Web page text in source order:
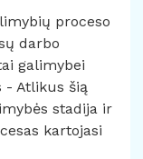
proceso
darbo
galimybei
Atlikus šią
stadija ir
kartojasi